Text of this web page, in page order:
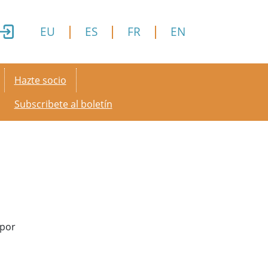
EU ES FR EN
Secondary menu
Hazte socio
Subscribete al boletín